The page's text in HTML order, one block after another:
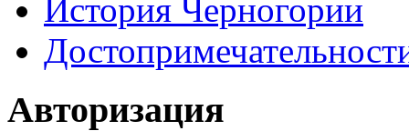
История Черногории
Авторизация